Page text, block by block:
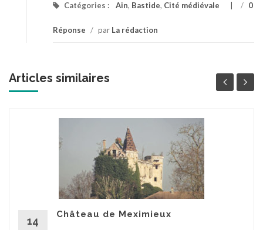
Catégories : Ain, Bastide, Cité médiévale / 0
Réponse / par La rédaction
Articles similaires
14
Château de Meximieux